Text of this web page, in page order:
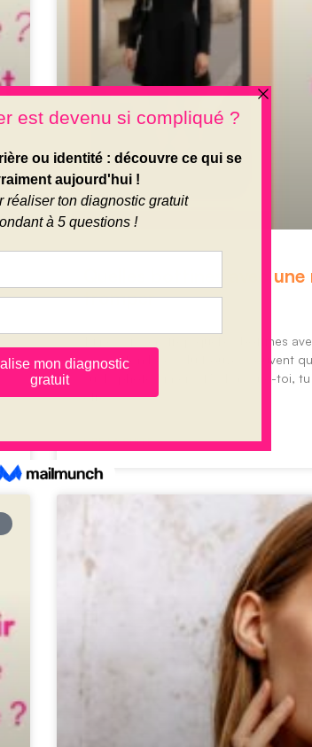
Quelles bottines avec
tromper
Tu ne sais pas trop quelles bottines
casser ton look ? Tu trouves souvent
sur la photo Pinterest” ? Rassure-toi,
être
LIRE LA SUITE »